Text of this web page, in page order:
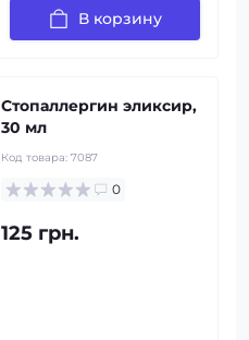
В корзину
Стопаллергин эликсир,
30 мл
Код товара: 7087
0
125 грн.